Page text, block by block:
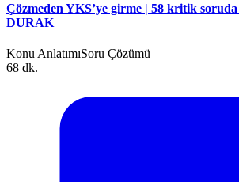
Çözmeden YKS’ye girme | 58 kritik
DURAK
Konu AnlatımıSoru Çözümü
68 dk.